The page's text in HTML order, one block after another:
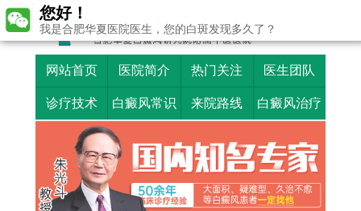
网站首页 医院简介 热门关注 医生团队
诊疗技术 白癜风常识 来院路线 白癜风治疗
您好！
我是合肥华夏医院医生，您的白斑发现多久了？